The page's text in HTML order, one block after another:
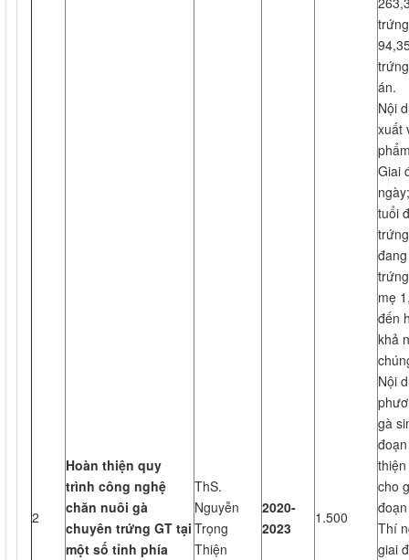
2
Hoàn thiện quy
trình công nghệ
chăn nuôi gà
chuyên trứng GT tại
một số tỉnh phía
ThS.
Nguyễn
Trọng
Thiện
2020-
2023
1.500
án.
Nội
xuất
Giai
tuổi
mẹ
đến
khả
Nội
gà
cho
Thí
giai